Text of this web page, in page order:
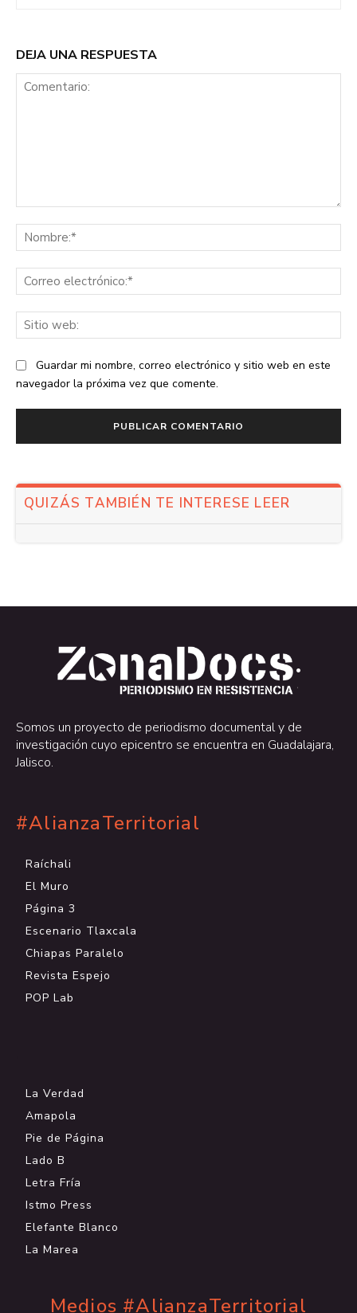
DEJA UNA RESPUESTA
Guardar mi nombre, correo electrónico y sitio web en este
navegador la próxima vez que comente.
QUIZÁS TAMBIÉN TE INTERESE LEER
.
.
Somos un proyecto de periodismo documental y de
investigación cuyo epicentro se encuentra en Guadalajara,
Jalisco.
#AlianzaTerritorial
Raíchali
El Muro
Página 3
Escenario Tlaxcala
Chiapas Paralelo
Revista Espejo
POP Lab
La Verdad
Amapola
Pie de Página
Lado B
Letra Fría
Istmo Press
Elefante Blanco
La Marea
Medios #AlianzaTerritorial